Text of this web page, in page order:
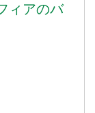
ィアのバ